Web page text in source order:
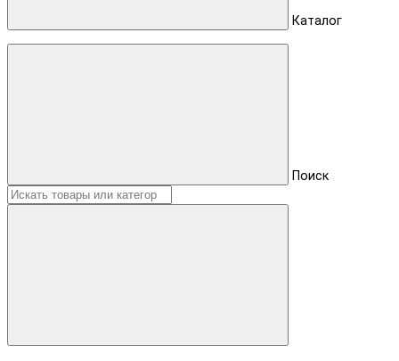
Каталог
Поиск